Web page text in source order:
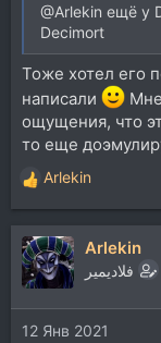
@Arlekin ещё у
Decimort
Тоже хотел его
написали
ощущения, что
то еще
Р
е
а
к
ц
и
и
:
Arlekin
Arlekin
فلاديمير
12 Янв 2021